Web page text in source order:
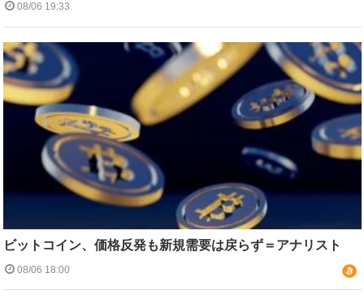
08/06 19:33
ビットコイン、価格反発も新規需要は戻らず＝アナリスト
08/06 18:00